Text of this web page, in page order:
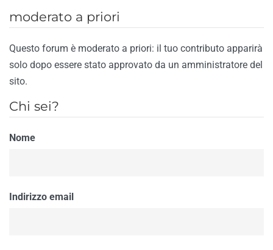
moderato a priori
Questo forum è moderato a priori: il tuo contributo apparirà
solo dopo essere stato approvato da un amministratore del
sito.
Chi sei?
Nome
Indirizzo email